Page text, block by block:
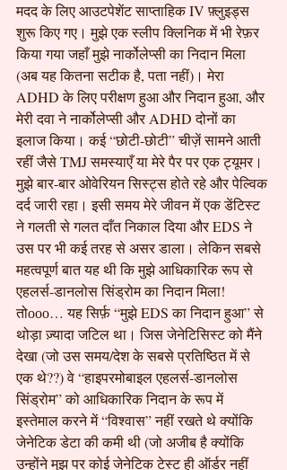
मदद के लिए आउटपेशेंट साप्ताहिक IV फ़्लुइड्स
शुरू किए गए। मुझे एक स्लीप क्लिनिक में भी रेफ़र
किया गया जहाँ मुझे नार्कोलेप्सी का निदान मिला
(अब यह कितना सटीक है, पता नहीं)। मेरा
ADHD के लिए परीक्षण हुआ और निदान हुआ, और
मेरी दवा ने नार्कोलेप्सी और ADHD दोनों का
इलाज किया। कई “छोटी-छोटी” चीज़ें सामने आती
रहीं जैसे TMJ समस्याएँ या मेरे पैर पर एक ट्यूमर।
मुझे बार-बार ओवेरियन सिस्ट्स होते रहे और पेल्विक
दर्द जारी रहा। इसी समय मेरे जीवन में एक डेंटिस्ट
ने गलती से गलत दाँत निकाल दिया और EDS ने
उस पर भी कई तरह से असर डाला। लेकिन सबसे
महत्वपूर्ण बात यह थी कि मुझे आधिकारिक रूप से
एहलर्स-डानलोस सिंड्रोम का निदान मिला!
तोооо… यह सिर्फ़ “मुझे EDS का निदान हुआ” से
थोड़ा ज़्यादा जटिल था। जिस जेनेटिसिस्ट को मैंने
देखा (जो उस समय/देश के सबसे प्रतिष्ठित में से
एक थे??) वे “हाइपरमोबाइल एहलर्स-डानलोस
सिंड्रोम” को आधिकारिक निदान के रूप में
इस्तेमाल करने में “विश्वास” नहीं रखते थे क्योंकि
जेनेटिक डेटा की कमी थी (जो अजीब है क्योंकि
उन्होंने मुझ पर कोई जेनेटिक टेस्ट ही ऑर्डर नहीं